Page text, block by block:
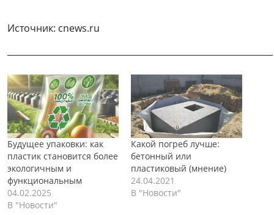
Источник: cnews.ru
Будущее упаковки: как
пластик становится более
экологичным и
функциональным
04.02.2025
В "Новости"
Какой погреб лучше:
бетонный или
пластиковый (мнение)
24.04.2021
В "Новости"